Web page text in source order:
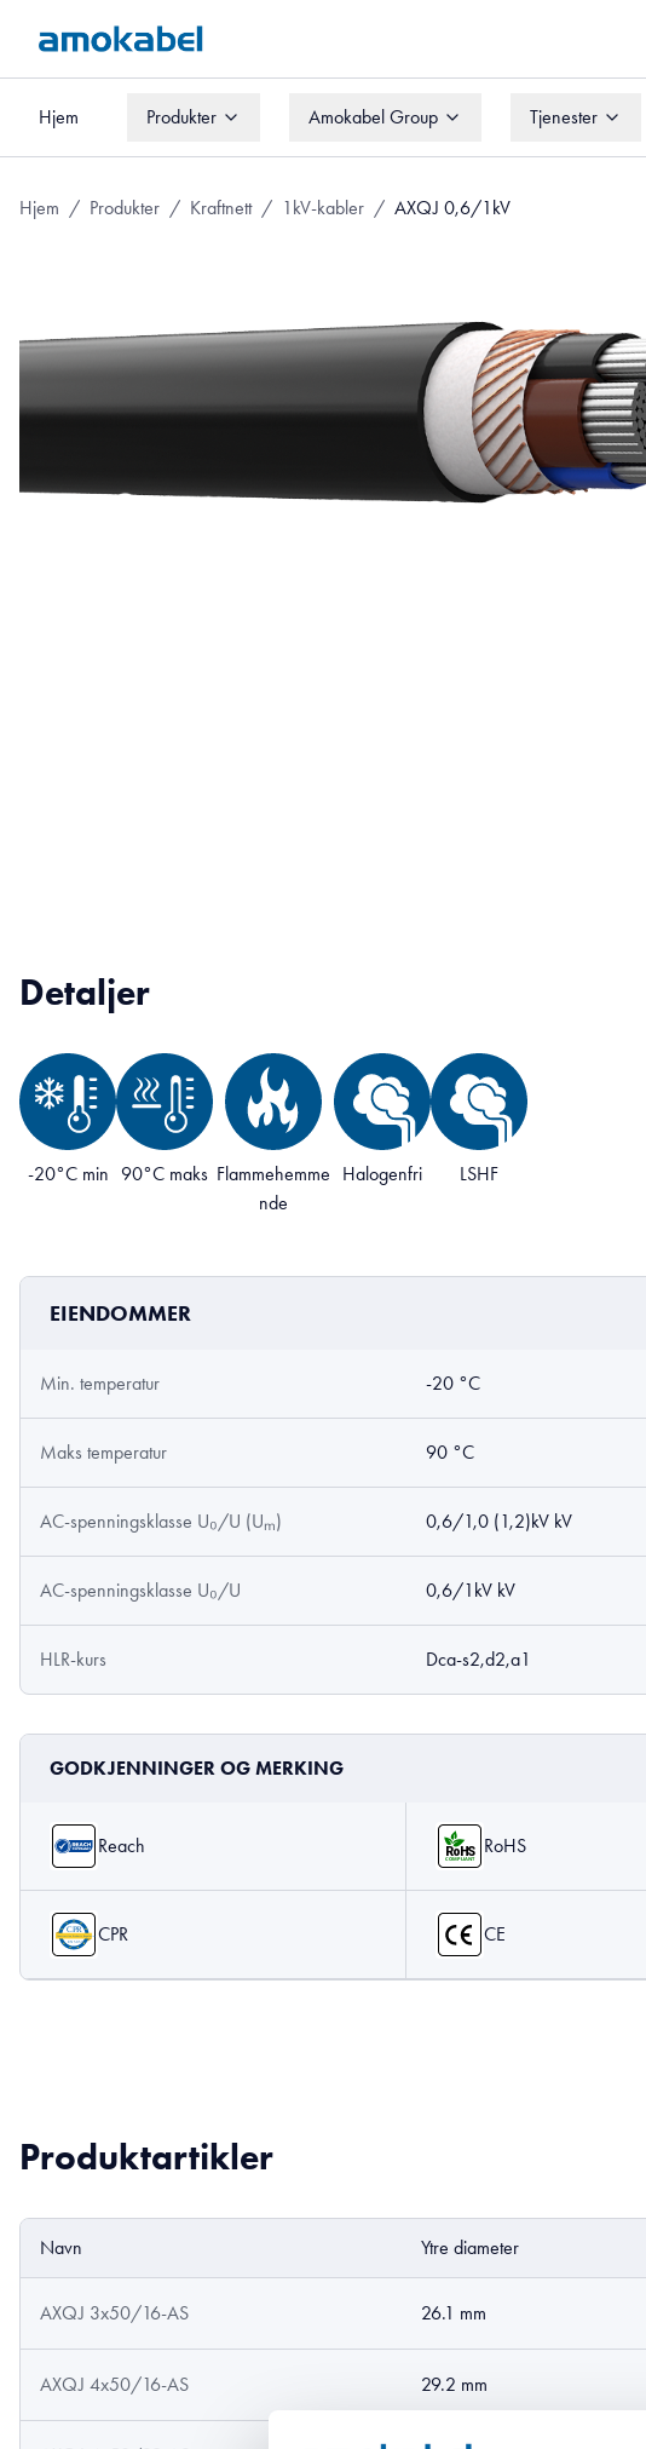
Hjem Produkter Amokabel Group Tjenester
Produkter
Hjem / Produkter / Kraftnett / 1kV-kabler / AXQJ 0,6/1kV
Detaljer
-20°C min 90°C maks Flammehemme
nde
Halogenfri LSHF
EIENDOMMER
Min. temperatur -20 °C
Maks temperatur 90 °C
AC-spenningsklasse U₀/U (Uₘ) 0,6/1,0 (1,2)kV kV
AC-spenningsklasse U₀/U 0,6/1kV kV
HLR-kurs Dca-s2,d2,a1
GODKJENNINGER OG MERKING
Reach RoHS
CPR CE
Produktartikler
Navn Ytre diameter
AXQJ 3x50/16-AS 26.1 mm
AXQJ 4x50/16-AS 29.2 mm